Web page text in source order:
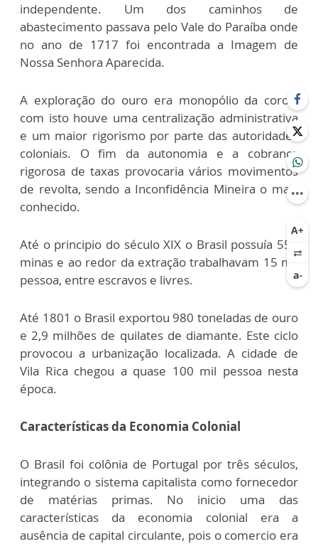
independente. Um dos caminhos de
abastecimento passava pelo Vale do Paraíba onde
no ano de 1717 foi encontrada a Imagem de
Nossa Senhora Aparecida.
A exploração do ouro era monopólio da coroa,
com isto houve uma centralização administrativa
e um maior rigorismo por parte das autoridades
coloniais. O fim da autonomia e a cobrança
rigorosa de taxas provocaria vários movimentos
de revolta, sendo a Inconfidência Mineira o mais
conhecido.
Até o principio do século XIX o Brasil possuía 550
minas e ao redor da extração trabalhavam 15 mil
pessoa, entre escravos e livres.
Até 1801 o Brasil exportou 980 toneladas de ouro
e 2,9 milhões de quilates de diamante. Este ciclo
provocou a urbanização localizada. A cidade de
Vila Rica chegou a quase 100 mil pessoa nesta
época.
Características da Economia Colonial
O Brasil foi colônia de Portugal por três séculos,
integrando o sistema capitalista como fornecedor
de matérias primas. No inicio uma das
características da economia colonial era a
ausência de capital circulante, pois o comercio era